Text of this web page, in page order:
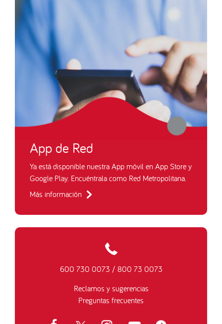
App de Red
Ya está disponible nuestra App móvil en App Store y
Google Play. Encuéntrala como Red Metropolitana.
Más información
600 730 0073 / 800 73 0073
Reclamos y sugerencias
Preguntas frecuentes